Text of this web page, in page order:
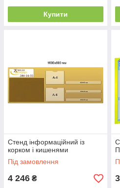
Купити
Стенд інформаційний із
корком і кишенями
Під замовлення
4 246 ₴